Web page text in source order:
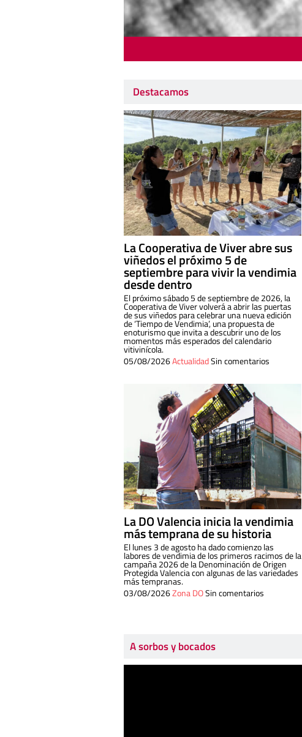
Destacamos
La Cooperativa de Viver abre sus
viñedos el próximo 5 de
septiembre para vivir la vendimia
desde dentro
El próximo sábado 5 de septiembre de 2026, la
Cooperativa de Viver volverá a abrir las puertas
de sus viñedos para celebrar una nueva edición
de ‘Tiempo de Vendimia’, una propuesta de
enoturismo que invita a descubrir uno de los
momentos más esperados del calendario
vitivinícola.
05/08/2026ActualidadSin comentarios
La DO Valencia inicia la vendimia
más temprana de su historia
El lunes 3 de agosto ha dado comienzo las
labores de vendimia de los primeros racimos de la
campaña 2026 de la Denominación de Origen
Protegida Valencia con algunas de las variedades
más tempranas.
03/08/2026Zona DOSin comentarios
A sorbos y bocados